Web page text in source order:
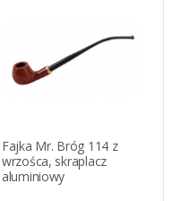
Fajka Mr. Bróg 114 z
wrzośca, skraplacz
aluminiowy